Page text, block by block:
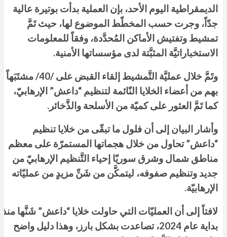
الديمقراطية اليوم الأحد، بإن العملية بدأت بوتيرة عالية
جدّاً، وجرت حسب المخطّط الموضوع لها، حيث تَمَّ
تمشيط وتفتيش الأماكن المُحدَّدة، وفقاً للمعلومات
الاستخباراتيَّة المثبَّتة لدى مؤسساتها الأمنية.
وتَمَّ خلال عمليَّة التَّمشيط إلقاء القبض على /40/ مشتَبَهاً
بهم من أعضاء الخلايا النّائمة لتنظيم “داعش” الإرهابيّ،
كما تَمَّ العثور على كميّة من الأسلحة والذَّخائر.
وأشار البيان إلى أن فلول ما تبقّى من خلايا تنظيم
“داعش” تحاول من خلال هجماتها المستمرّة على معظم
مناطق شمال وشرق سوريّا إحياء التَّنظيم الإرهابيّ من
جديد وتنظيم صفوفه، ليتمكَّن من شَنِّ مزيدٍ من عمليّاته
الإرهابيّة.
لافتاً إلى أن العمليّات التي حاولت خلايا “داعش” شَنَّها منذ
بداية عام 2024، تصاعدت بشكل بارز، وهذا دليل واضح